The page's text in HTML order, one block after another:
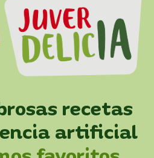
recetas
artificial